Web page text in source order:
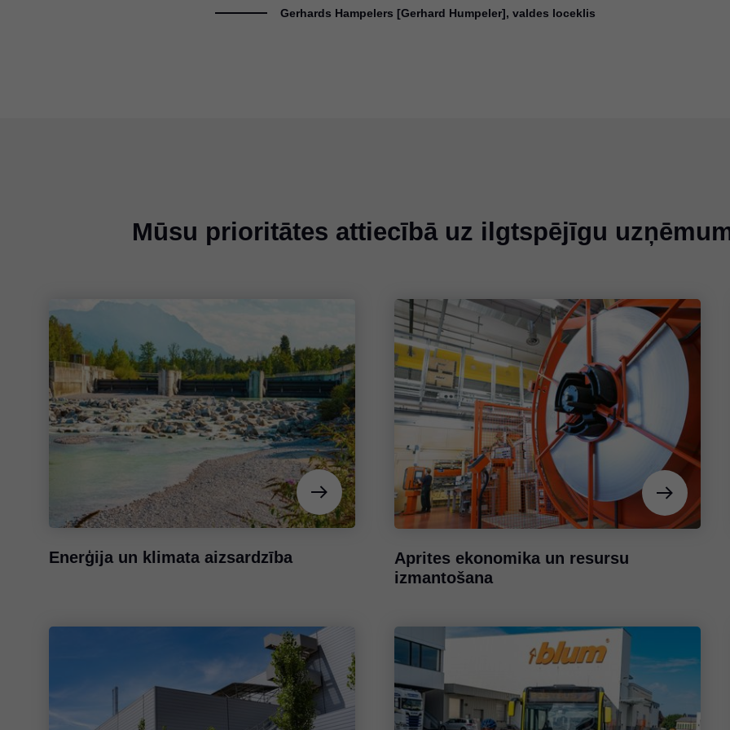
Gerhards Hampelers [Gerhard Humpeler], valdes loceklis
Mūsu prioritātes attiecībā uz ilgtspējīgu
Enerģija un klimata aizsardzība
Aprites ekonomika un resursu
izmantošana